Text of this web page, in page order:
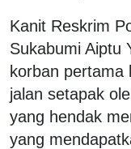
Kanit Reskrim
Sukabumi Aiptu
korban pertama
jalan setapak
yang hendak
yang